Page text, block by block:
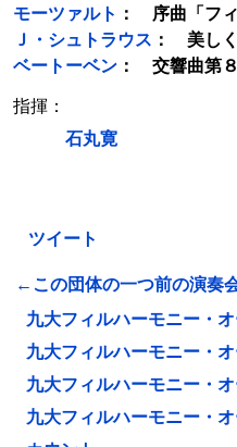
モーツァルト ： 序曲「フ
Ｊ・シュトラウス ： 美し
ベートーベン ： 交響曲第
指揮：
石丸寛
ツイート
←この団体の一つ前の演奏
九大フィルハーモニー・
九大フィルハーモニー・
九大フィルハーモニー・
九大フィルハーモニー・